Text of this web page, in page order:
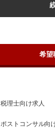
希望
税理士向け求人
ポストコンサル向